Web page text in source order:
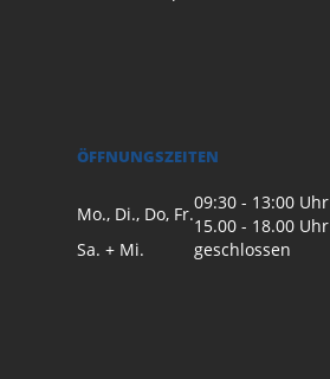
ÖFFNUNGSZEITEN
Mo., Di., Do, Fr.
09:30 - 13:00 Uhr
15.00 - 18.00 Uhr
Sa. + Mi.
geschlossen